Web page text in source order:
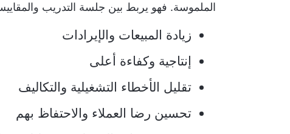
الملموسة. فهو يربط بين جلسة التدريب
زيادة المبيعات والإيرادات
إنتاجية وكفاءة أعلى
تقليل الأخطاء التشغيلية والتكاليف
تحسين رضا العملاء والاحتفاظ بهم